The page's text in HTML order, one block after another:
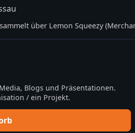
über Lemon Squeezy
Blogs und Präsentationen.
/ ein Projekt.